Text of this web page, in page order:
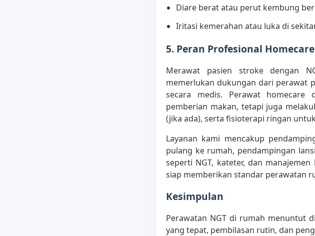
Diare berat atau perut kembung
Iritasi kemerahan atau luka di
5. Peran Profesional
Merawat pasien stroke dengan
memerlukan dukungan dari perawat
secara medis. Perawat homecare
pemberian makan, tetapi juga
(jika ada), serta fisioterapi ringan
Layanan kami mencakup
pulang ke rumah, pendampingan
seperti NGT, kateter, dan
siap memberikan standar perawatan
Kesimpulan
Perawatan NGT di rumah menuntut
yang tepat, pembilasan rutin, dan